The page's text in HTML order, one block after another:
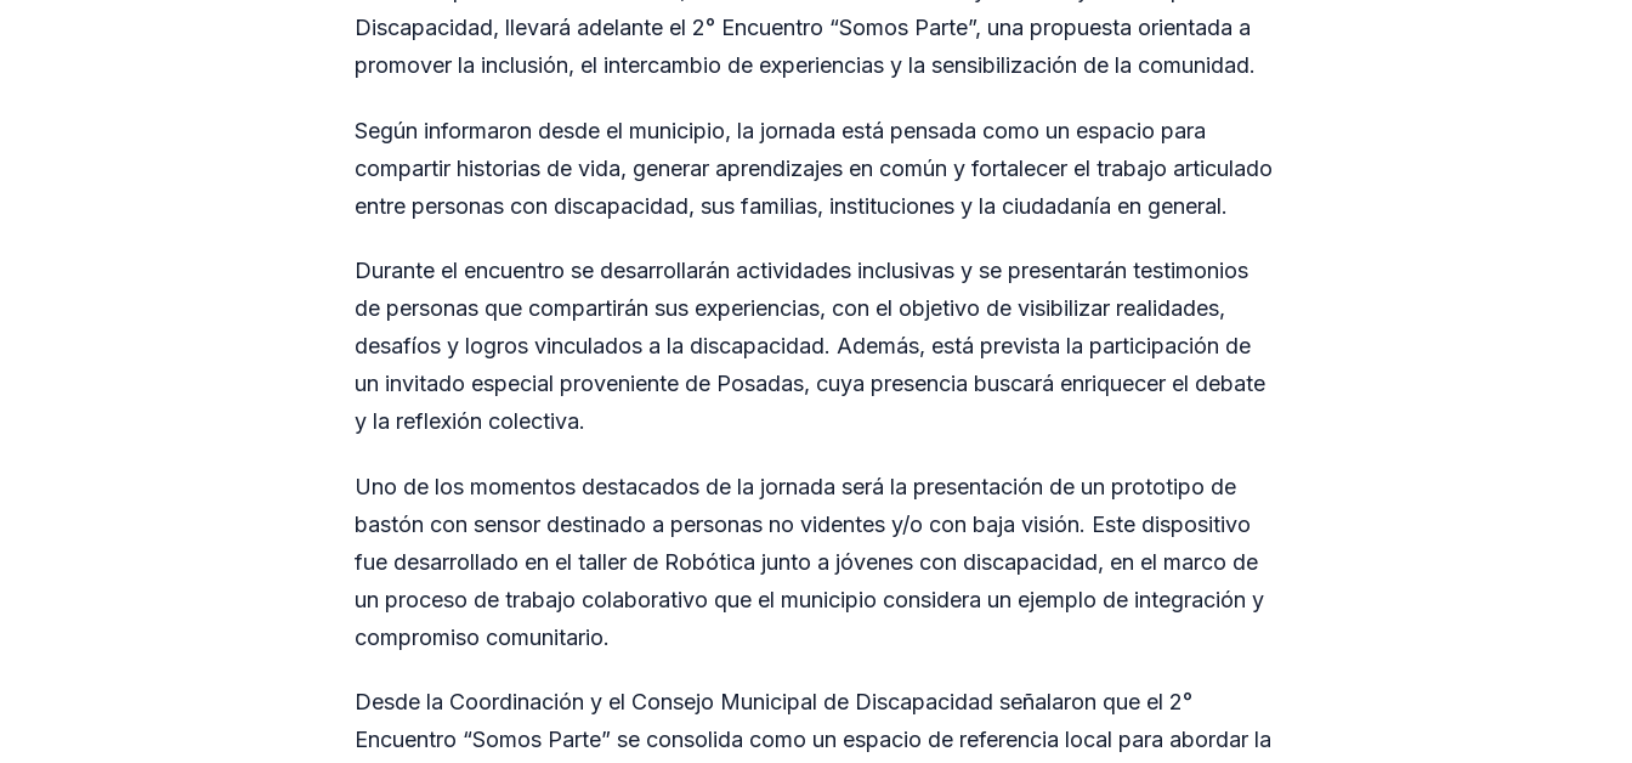
Discapacidad, llevará adelante el 2° Encuentro “Somos Parte”, una propuesta orientada a
promover la inclusión, el intercambio de experiencias y la sensibilización de la comunidad.
Según informaron desde el municipio, la jornada está pensada como un espacio para
compartir historias de vida, generar aprendizajes en común y fortalecer el trabajo articulado
entre personas con discapacidad, sus familias, instituciones y la ciudadanía en general.
Durante el encuentro se desarrollarán actividades inclusivas y se presentarán testimonios
de personas que compartirán sus experiencias, con el objetivo de visibilizar realidades,
desafíos y logros vinculados a la discapacidad. Además, está prevista la participación de
un invitado especial proveniente de Posadas, cuya presencia buscará enriquecer el debate
y la reflexión colectiva.
Uno de los momentos destacados de la jornada será la presentación de un prototipo de
bastón con sensor destinado a personas no videntes y/o con baja visión. Este dispositivo
fue desarrollado en el taller de Robótica junto a jóvenes con discapacidad, en el marco de
un proceso de trabajo colaborativo que el municipio considera un ejemplo de integración y
compromiso comunitario.
Desde la Coordinación y el Consejo Municipal de Discapacidad señalaron que el 2°
Encuentro “Somos Parte” se consolida como un espacio de referencia local para abordar la